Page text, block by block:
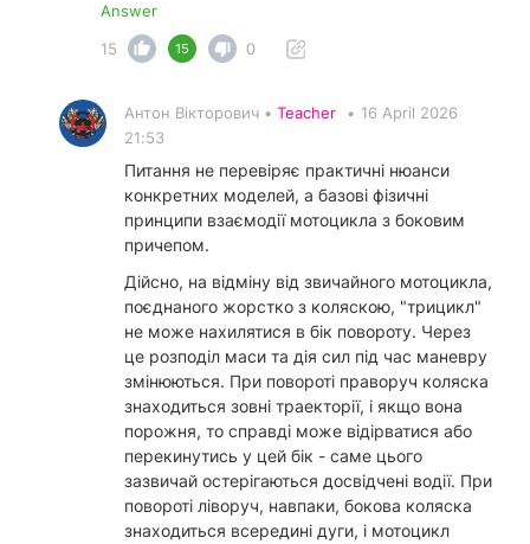
Answer
15
15 0
Антон Вікторович • Teacher • 16 April 2026
21:53
Питання не перевіряє практичні нюанси
конкретних моделей, а базові фізичні
принципи взаємодії мотоцикла з боковим
причепом.
Дійсно, на відміну від звичайного мотоцикла,
поєднаного жорстко з коляскою, "трицикл"
не може нахилятися в бік повороту. Через
це розподіл маси та дія сил під час маневру
змінюються. При повороті праворуч коляска
знаходиться зовні траекторії, і якщо вона
порожня, то справді може відірватися або
перекинутись у цей бік - саме цього
зазвичай остерігаються досвідчені водії. При
повороті ліворуч, навпаки, бокова коляска
знаходиться всередині дуги, і мотоцикл